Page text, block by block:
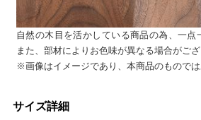
自然の木目を活かしている商品の為、一点
また、部材によりお色味が異なる場合がござ
※画像はイメージであり、本商品のものでは
サイズ詳細